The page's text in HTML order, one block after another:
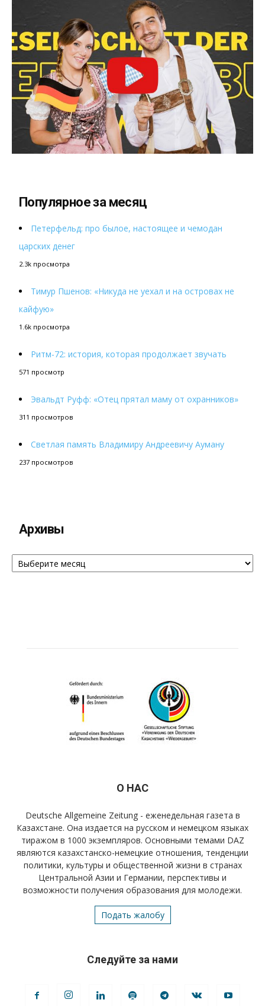
Популярное за месяц
Петерфельд: про былое, настоящее и чемодан
царских денег
2.3k просмотра
Тимур Пшенов: «Никуда не уехал и на островах не
кайфую»
1.6k просмотра
Ритм-72: история, которая продолжает звучать
571 просмотр
Эвальдт Руфф: «Отец прятал маму от охранников»
311 просмотров
Светлая память Владимиру Андреевичу Ауману
237 просмотров
Архивы
Архивы
О НАС
Deutsche Allgemeine Zeitung - еженедельная газета в
Казахстане. Она издается на русском и немецком языках
тиражом в 1000 экземпляров. Основными темами DAZ
являются казахстанско-немецкие отношения, тенденции
политики, культуры и общественной жизни в странах
Центральной Азии и Германии, перспективы и
возможности получения образования для молодежи.
Подать жалобу
Следуйте за нами